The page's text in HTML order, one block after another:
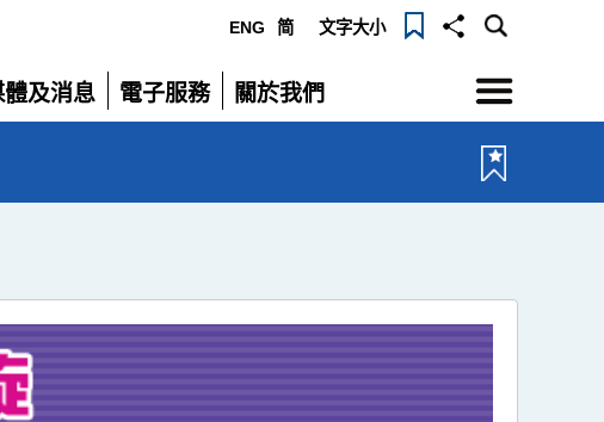
ENG 简 文字大小
體及消息
電子服務
展
關於我們
展
選
單